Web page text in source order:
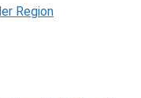
Region